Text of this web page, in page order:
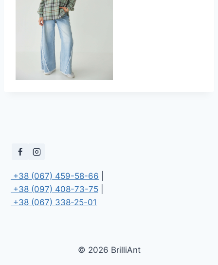
+38 (067) 459-58-66
+38 (097) 408-73-75
+38 (067) 338-25-01
© 2026 BrilliAnt